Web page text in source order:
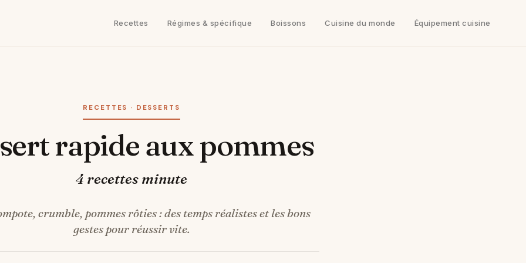
Recettes Régimes & spécifique Boissons Cuisine du monde Équipement cuisine
RECETTES · DESSERTS
rapide aux pommes
4 recettes minute
crumble, pommes rôties : des temps réalistes et les bons
gestes pour réussir vite.